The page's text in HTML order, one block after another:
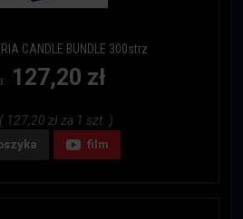
CANDLE BUNDLE 300strz
127,20 zł
127,20 zł za 1 szt. )
film